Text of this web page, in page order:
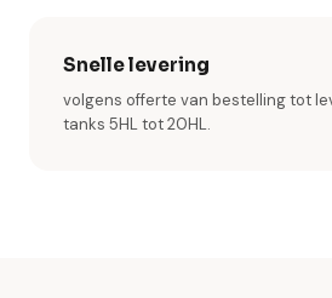
Snelle levering
volgens offerte van bestelling tot
tanks 5HL tot 20HL.